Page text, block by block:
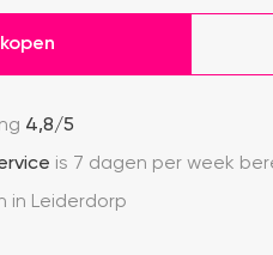
4,8/5
is 7 dagen per week
in Leiderdorp